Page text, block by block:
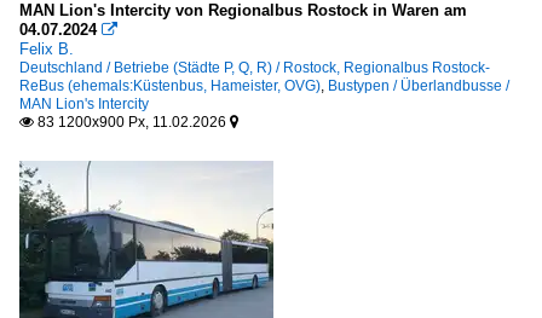
MAN Lion's Intercity von Regionalbus Rostock in Waren am
04.07.2024 
Felix B.
Deutschland / Betriebe (Städte P, Q, R) / Rostock, Regionalbus Rostock-
ReBus (ehemals:Küstenbus, Hameister, OVG), Bustypen / Überlandbusse /
MAN Lion's Intercity
 83 1200x900 Px, 11.02.2026 